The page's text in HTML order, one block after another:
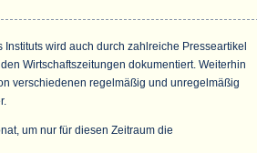
PAP-Clipping
Mitarbeiterbefragung
wird auch durch zahlreiche Presseartikel
Wirtschaftszeitungen dokumentiert. Weiterhin
verschiedenen regelmäßig und unregelmäßig
um nur für diesen Zeitraum die